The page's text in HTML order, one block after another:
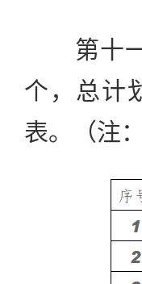
第十一
个，总计
表。（注